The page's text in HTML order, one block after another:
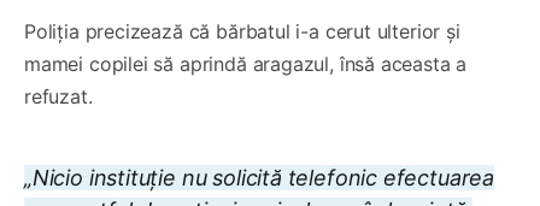
Poliția precizează că bărbatul i-a cerut ulterior și
mamei copilei să aprindă aragazul, însă aceasta a
refuzat.
„Nicio instituție nu solicită telefonic efectuarea